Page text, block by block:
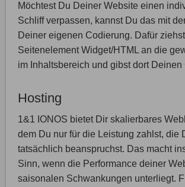
Möchtest Du Deiner Website einen
Schliff verpassen, kannst Du das mit
Deiner eigenen Codierung. Dafür
Seitenelement Widget/HTML an die
im Inhaltsbereich und gibst dort Deinen
Hosting
1&1 IONOS bietet Dir skalierbares
dem Du nur für die Leistung zahlst, die
tatsächlich beanspruchst. Das macht
Sinn, wenn die Performance deiner
saisonalen Schwankungen unterliegt.